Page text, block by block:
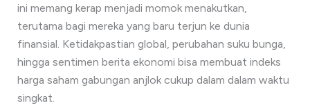
ini memang kerap menjadi momok menakutkan,
terutama bagi mereka yang baru terjun ke dunia
finansial. Ketidakpastian global, perubahan suku bunga,
hingga sentimen berita ekonomi bisa membuat indeks
harga saham gabungan anjlok cukup dalam dalam waktu
singkat.